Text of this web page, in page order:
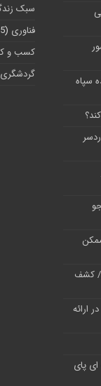
سپاه
کشف
در ارائه
پای
سبک
فناوری (115)
کسب و